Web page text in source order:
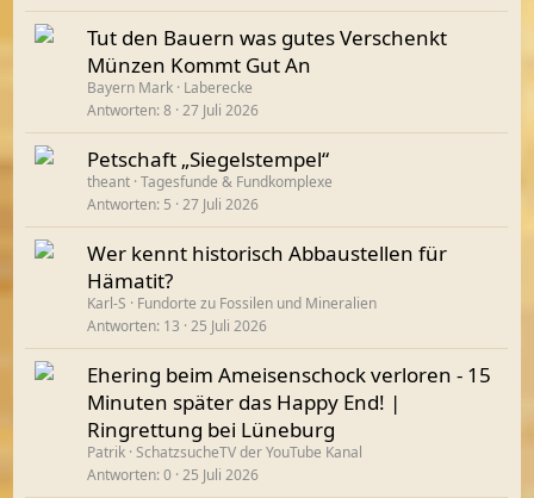
Tut den Bauern was gutes Verschenkt
Münzen Kommt Gut An
Bayern Mark Laberecke
Antworten 8 27 Juli 2026
Petschaft „Siegelstempel“
theant Tagesfunde & Fundkomplexe
Antworten 5 27 Juli 2026
Wer kennt historisch Abbaustellen für
Hämatit?
Karl-S
Fundorte zu Fossilen und Mineralien
Antworten 13 25 Juli 2026
Ehering beim Ameisenschock verloren - 15
Minuten später das Happy End! |
Ringrettung bei Lüneburg
Patrik SchatzsucheTV der YouTube Kanal
Antworten 0 25 Juli 2026